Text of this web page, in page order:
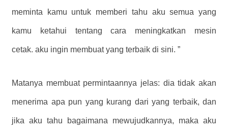
meminta kamu untuk memberi tahu aku semua yang
kamu ketahui tentang cara meningkatkan mesin
cetak. aku ingin membuat yang terbaik di sini. ”
Matanya membuat permintaannya jelas: dia tidak akan
menerima apa pun yang kurang dari yang terbaik, dan
jika aku tahu bagaimana mewujudkannya, maka aku